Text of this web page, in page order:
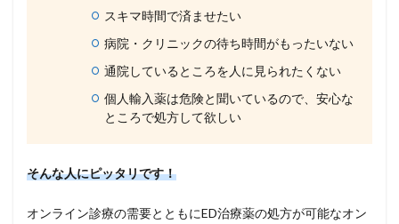
スキマ時間で済ませたい
病院・クリニックの待ち時間がもったいない
通院しているところを人に見られたくない
個人輸入薬は危険と聞いているので、安心な
ところで処方して欲しい
そんな人にピッタリです！
オンライン診療の需要とともにED治療薬の処方が可能なオン